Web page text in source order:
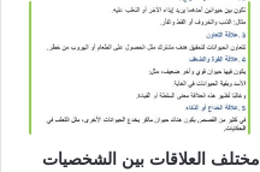
مختلف العلاقات بين الشخصيات